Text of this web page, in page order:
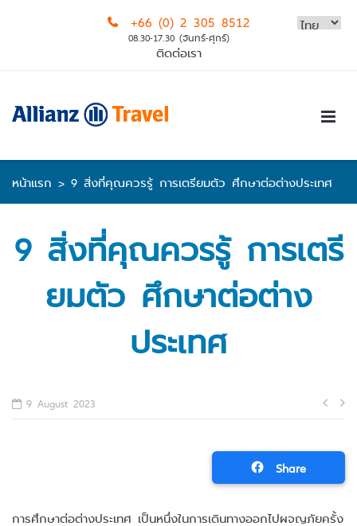
+66 (0) 2 305 8512
08.30-17.30 (จันทร์-ศุกร์)
ติดต่อเรา
หน้าแรก > 9 สิ่งที่คุณควรรู้ การเตรียมตัว ศึกษาต่อต่างประเทศ
9 สิ่งที่คุณควรรู้ การเตรี
ยมตัว ศึกษาต่อต่าง
ประเทศ
9 August 2023
Share
การศึกษาต่อต่างประเทศ เป็นหนึ่งในการเดินทางออกไปผจญภัยครั้ง